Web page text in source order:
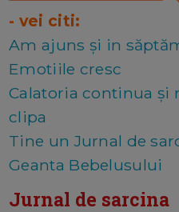
- vei citi:
Am ajuns și in
Emotiile cresc
Calatoria continua și
clipa
Tine un Jurnal de
Geanta Bebelusului
Jurnal de sarcina